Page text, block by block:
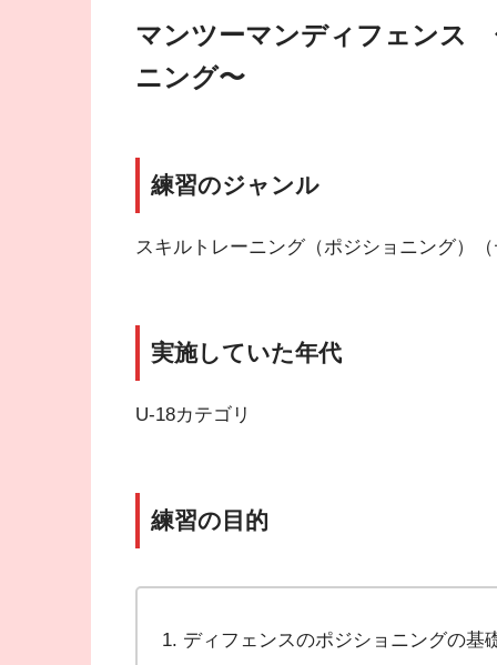
マンツーマンディフェンス
ニング〜
練習のジャンル
スキルトレーニング（ポジショニング）
実施していた年代
U-18カテゴリ
練習の目的
ディフェンスのポジショニングの基